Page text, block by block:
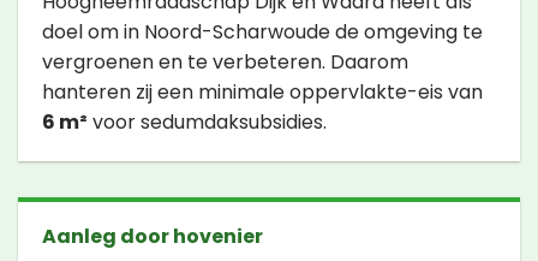
doel om in Noord-Scharwoude de omgeving te
vergroenen en te verbeteren. Daarom
hanteren zij een minimale oppervlakte-eis van
6 m² voor sedumdaksubsidies.
Aanleg door hovenier